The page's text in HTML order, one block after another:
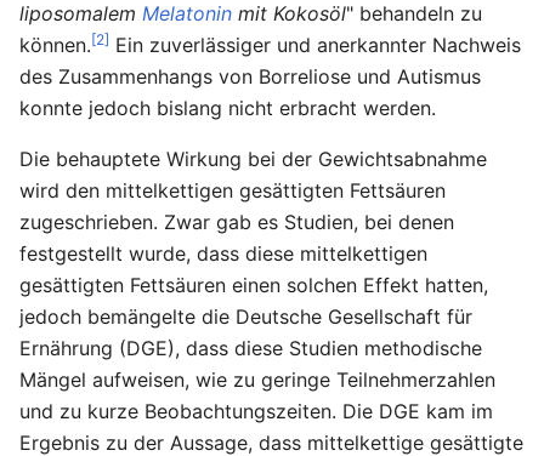
liposomalem Melatonin mit Kokosöl" behandeln zu
können.[2] Ein zuverlässiger und anerkannter Nachweis
des Zusammenhangs von Borreliose und Autismus
konnte jedoch bislang nicht erbracht werden.
Die behauptete Wirkung bei der Gewichtsabnahme
wird den mittelkettigen gesättigten Fettsäuren
zugeschrieben. Zwar gab es Studien, bei denen
festgestellt wurde, dass diese mittelkettigen
gesättigten Fettsäuren einen solchen Effekt hatten,
jedoch bemängelte die Deutsche Gesellschaft für
Ernährung (DGE), dass diese Studien methodische
Mängel aufweisen, wie zu geringe Teilnehmerzahlen
und zu kurze Beobachtungszeiten. Die DGE kam im
Ergebnis zu der Aussage, dass mittelkettige gesättigte